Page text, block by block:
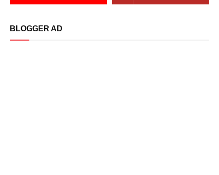
BLOGGER AD